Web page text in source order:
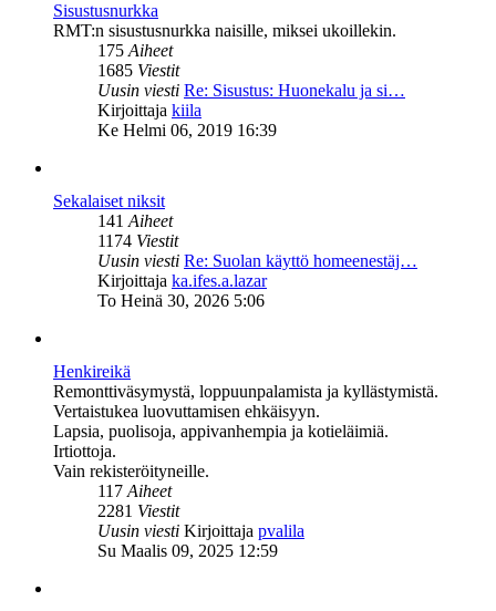
Sisustusnurkka
RMT:n sisustusnurkka naisille, miksei ukoillekin.
175Aiheet
1685 Viestit
Uusin viesti Re: Sisustus: Huonekalu ja si…
Kirjoittaja kiila
uusin
Ke Helmi 06, 2019 16:39
Sekalaiset niksit
141Aiheet
1174 Viestit
Uusin viesti Re: Suolan käyttö homeenestäj…
Kirjoittaja ka.ifes.a.lazarNäytä
To Heinä 30, 2026 5:06
Henkireikä
Remonttiväsymystä, loppuunpalamista ja kyllästymistä.
Vertaistukea luovuttamisen ehkäisyyn.
Lapsia, puolisoja, appivanhempia ja kotieläimiä.
Irtiottoja.
Vain rekisteröityneille.
117Aiheet
2281 Viestit
Uusin viesti Kirjoittaja pvalila
Su Maalis 09, 2025 12:59